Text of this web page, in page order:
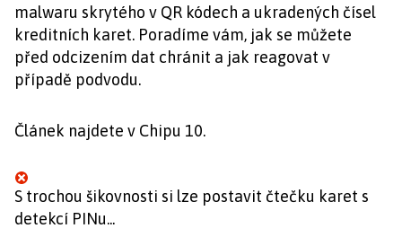
malwaru skrytého v QR kódech a ukradených čísel
kreditních karet. Poradíme vám, jak se můžete
před odcizením dat chránit a jak reagovat v
případě podvodu.
Článek najdete v Chipu 10.
S trochou šikovnosti si lze postavit čtečku karet s
detekcí PINu...